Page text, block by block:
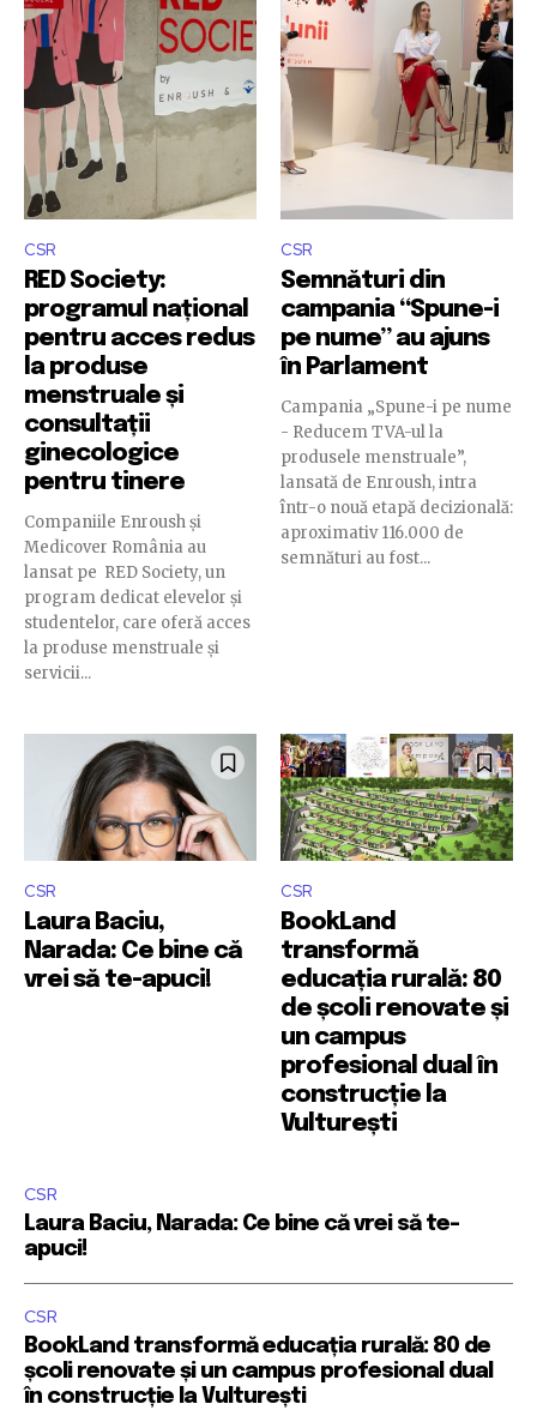
CSR
RED Society:
programul național
pentru acces redus
la produse
menstruale și
consultații
ginecologice
pentru tinere
Companiile Enroush și
Medicover România au
lansat pe RED Society, un
program dedicat elevelor și
studentelor, care oferă acces
la produse menstruale și
servicii...
CSR
Semnături din
campania “Spune-i
pe nume” au ajuns
în Parlament
Campania „Spune-i pe nume
- Reducem TVA-ul la
produsele menstruale”,
lansată de Enroush, intra
într-o nouă etapă decizională:
aproximativ 116.000 de
semnături au fost...
CSR
Laura Baciu,
Narada: Ce bine că
vrei să te-apuci!
CSR
BookLand
transformă
educația rurală: 80
de școli renovate și
un campus
profesional dual în
construcție la
Vulturești
CSR
Laura Baciu, Narada: Ce bine că vrei să te-
apuci!
CSR
BookLand transformă educația rurală: 80 de
școli renovate și un campus profesional dual
în construcție la Vulturești